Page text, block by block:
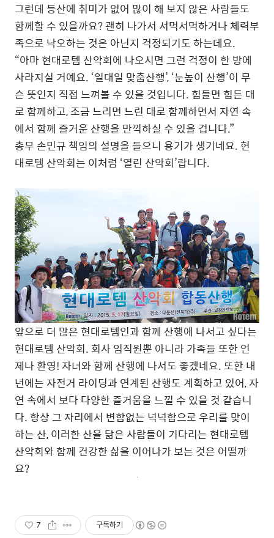
그런데 등산에 취미가 없어 많이 해 보지 않은 사람들도
함께할 수 있을까요? 괜히 나가서 서먹서먹하거나 체력부
족으로 낙오하는 것은 아닌지 걱정되기도 하는데요.
“아마 현대로템 산악회에 나오시면 그런 걱정이 한 방에
사라지실 거예요. ‘일대일 맞춤산행’, ‘눈높이 산행’이 무
슨 뜻인지 직접 느껴볼 수 있을 것입니다. 힘들면 힘든 대
로 함께하고, 조금 느리면 느린 대로 함께하면서 자연 속
에서 함께 즐거운 산행을 만끽하실 수 있을 겁니다.”
총무 손민규 책임의 설명을 들으니 용기가 생기네요. 현
대로템 산악회는 이처럼 ‘열린 산악회’랍니다.
앞으로 더 많은 현대로템인과 함께 산행에 나서고 싶다는
현대로템 산악회. 회사 임직원뿐 아니라 가족들 또한 언
제나 환영! 자녀와 함께 산행에 나서도 좋겠네요. 또한 내
년에는 자전거 라이딩과 연계된 산행도 계획하고 있어, 자
연 속에서 보다 다양한 즐거움을 느낄 수 있을 것 같습니
다. 항상 그 자리에서 변함없는 넉넉함으로 우리를 맞이
하는 산, 이러한 산을 닮은 사람들이 기다리는 현대로템
산악회와 함께 건강한 삶을 이어나가 보는 것은 어떨까
요?
7 구독하기